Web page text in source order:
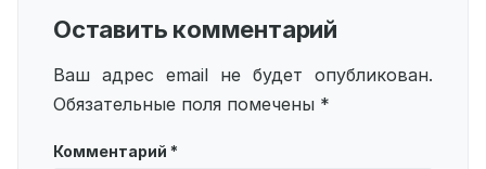
Оставить комментарий
Ваш адрес email не будет опубликован.
Обязательные поля помечены *
Комментарий *